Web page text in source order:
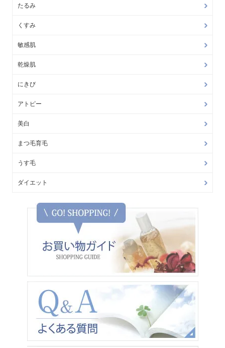
たるみ
くすみ
敏感肌
乾燥肌
にきび
アトピー
美白
まつ毛育毛
うす毛
ダイエット